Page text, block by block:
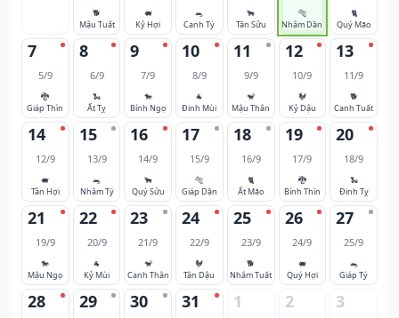
🐕
Mậu Tuất
🐖
Kỷ Hợi
🐀
Canh Tý
🐂
Tân Sửu
🐅
Nhâm Dần
🐈
Quý Mão
7
5/9
🐉
Giáp Thìn
8
6/9
🐍
Ất Tỵ
9
7/9
🐎
Bính Ngọ
10
8/9
🐐
Đinh Mùi
11
9/9
🐒
Mậu Thân
12
10/9
🐓
Kỷ Dậu
13
11/9
🐕
Canh Tuất
14
12/9
🐖
Tân Hợi
15
13/9
🐀
Nhâm Tý
16
14/9
🐂
Quý Sửu
17
15/9
🐅
Giáp Dần
18
16/9
🐈
Ất Mão
19
17/9
🐉
Bính Thìn
20
18/9
🐍
Đinh Tỵ
21
19/9
🐎
Mậu Ngọ
22
20/9
🐐
Kỷ Mùi
23
21/9
🐒
Canh Thân
24
22/9
🐓
Tân Dậu
25
23/9
🐕
Nhâm Tuất
26
24/9
🐖
Quý Hợi
27
25/9
🐀
Giáp Tý
28 29 30 31 1 2 3